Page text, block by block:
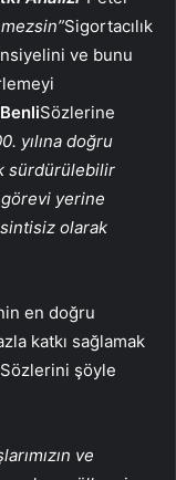
Sigortacılık
ve bunu
Sözlerine
yılına doğru
sürdürülebilir
yerine
olarak
en doğru
katkı sağlamak
Sözlerini şöyle
ve